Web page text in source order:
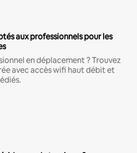
aux professionnels pour les
en déplacement ? Trouvez
avec accès wifi haut débit et